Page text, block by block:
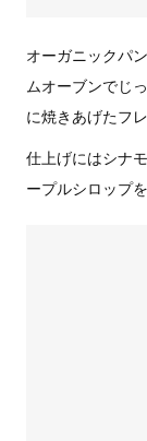
オーガニックパ
ムオーブンでじ
に焼きあげたフ
仕上げにはシナ
ープルシロップ